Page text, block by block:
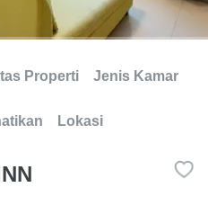
Properti Jenis Kamar
Lokasi